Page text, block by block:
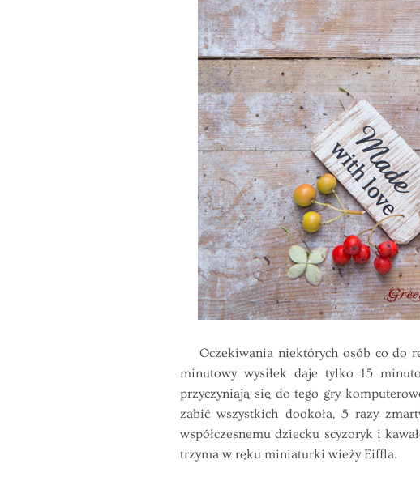
Oczekiwania niektórych osób co do
minutowy wysiłek daje tylko 15
przyczyniają się do tego gry
zabić wszystkich dookoła, 5 razy
współczesnemu dziecku scyzoryk i
trzyma w ręku miniaturki wieży Eiffla.